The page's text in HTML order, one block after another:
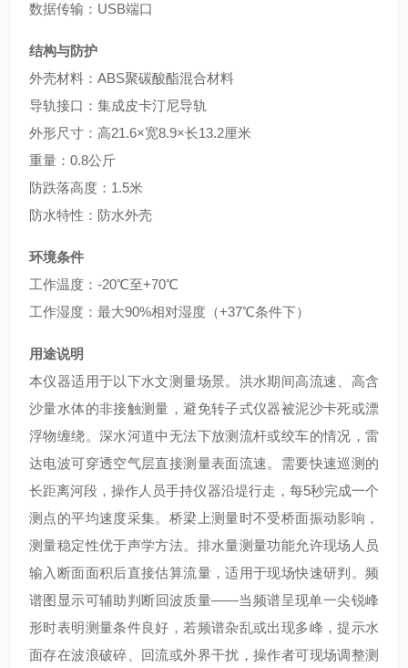
数据传输：USB端口
结构与防护
外壳材料：ABS聚碳酸酯混合材料
导轨接口：集成皮卡汀尼导轨
外形尺寸：高21.6×宽8.9×长13.2厘米
重量：0.8公斤
防跌落高度：1.5米
防水特性：防水外壳
环境条件
工作温度：-20℃至+70℃
工作湿度：最大90%相对湿度（+37℃条件下）
用途说明
本仪器适用于以下水文测量场景。洪水期间高流速、高含
沙量水体的非接触测量，避免转子式仪器被泥沙卡死或漂
浮物缠绕。深水河道中无法下放测流杆或绞车的情况，雷
达电波可穿透空气层直接测量表面流速。需要快速巡测的
长距离河段，操作人员手持仪器沿堤行走，每5秒完成一个
测点的平均速度采集。桥梁上测量时不受桥面振动影响，
测量稳定性优于声学方法。排水量测量功能允许现场人员
输入断面面积后直接估算流量，适用于现场快速研判。频
谱图显示可辅助判断回波质量——当频谱呈现单一尖锐峰
形时表明测量条件良好，若频谱杂乱或出现多峰，提示水
面存在波浪破碎、回流或外界干扰，操作者可现场调整测